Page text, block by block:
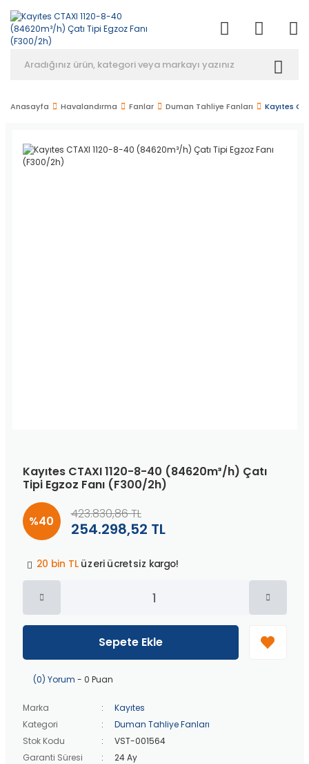
Anasayfa Havalandırma Fanlar Duman Tahliye Fanları Kayıtes
Kayıtes CTAXI 1120-8-40 (84620m³/h) Çatı
Tipi Egzoz Fanı (F300/2h)
%40 254.298,52 TL
423.830,86 TL
20 bin TLüzeri ücretsiz kargo!
40 bin TL
Peşin fiyatına
üzeri ücretsiz kargo!
üzeri ücretsiz kargo!
40 bin TLüzeri özel teklif!
Sepete Ekle
(0) Yorum - 0 Puan
Marka
Kayıtes
Kategori
Duman Tahliye Fanları
Stok Kodu
VST-001564
Garanti Süresi
24 Ay